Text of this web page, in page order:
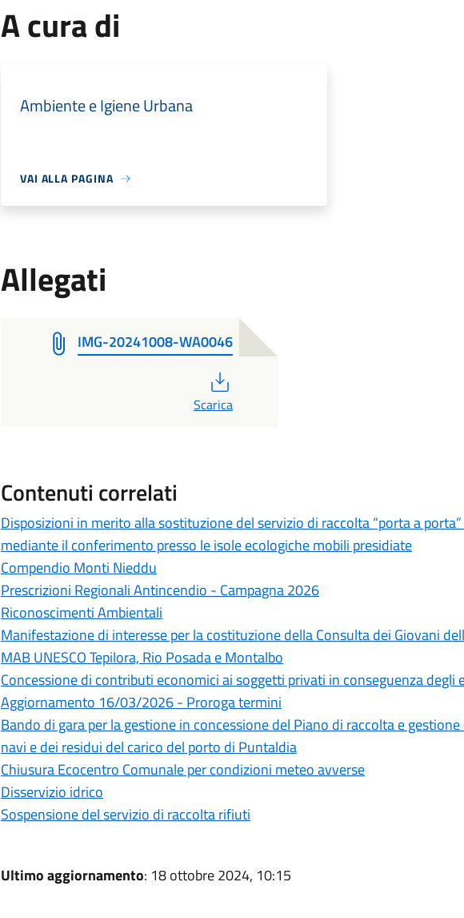
A cura di
Ambiente e Igiene Urbana
VAI ALLA PAGINA
Allegati
IMG-20241008-WA0046
Scarica
Contenuti correlati
Disposizioni in merito alla sostituzione del servizio di raccolta “porta a
mediante il conferimento presso le isole ecologiche mobili presidiate
Compendio Monti Nieddu
Prescrizioni Regionali Antincendio - Campagna 2026
Riconoscimenti Ambientali
Manifestazione di interesse per la costituzione della Consulta dei Giovani
MAB UNESCO Tepilora, Rio Posada e Montalbo
Concessione di contributi economici ai soggetti privati in conseguenza degli
Aggiornamento 16/03/2026 - Proroga termini
Bando di gara per la gestione in concessione del Piano di raccolta e
navi e dei residui del carico del porto di Puntaldia
Chiusura Ecocentro Comunale per condizioni meteo avverse
Disservizio idrico
Sospensione del servizio di raccolta rifiuti
Ultimo aggiornamento: 18 ottobre 2024, 10:15